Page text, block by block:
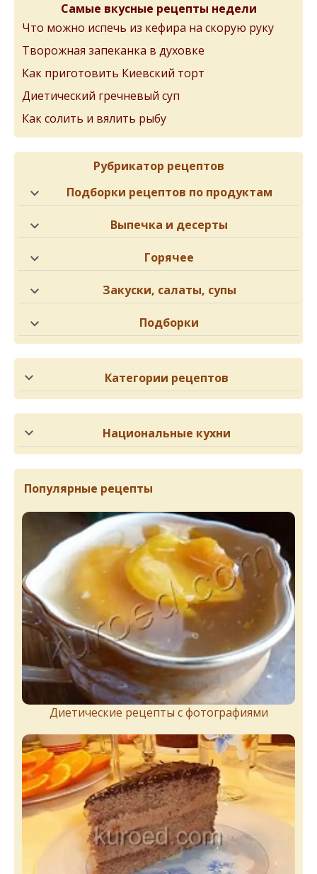
Самые вкусные рецепты недели
Что можно испечь из кефира на скорую руку
Творожная запеканка в духовке
Как приготовить Киевский торт
Диетический гречневый суп
Как солить и вялить рыбу
Рубрикатор рецептов
Подборки рецептов по продуктам
Выпечка и десерты
Горячее
Закуски, салаты, супы
Подборки
Категории рецептов
Национальные кухни
Популярные рецепты
Диетические рецепты с фотографиями